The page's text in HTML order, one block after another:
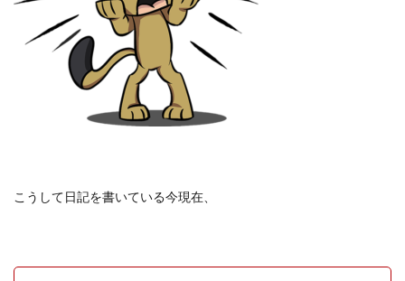
こうして日記を書いている今現在、